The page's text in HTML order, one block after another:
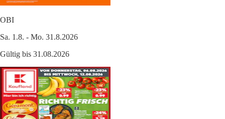
OBI
Sa. 1.8. - Mo. 31.8.2026
Gültig bis 31.08.2026